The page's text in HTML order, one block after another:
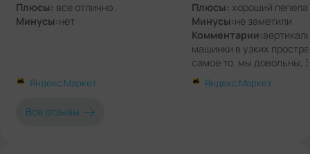
Плюсы: все отлично .
Минусы:нет
Яндекс.Маркет
Плюсы: хороший
Минусы:не заметили
Комментарии:
машинки в узких
самое то. мы довольны,
полет нормальный
Яндекс.Маркет
Все отзывы